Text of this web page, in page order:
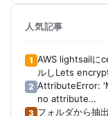
人気記事
1 AWS lightsailに
ルしLets
2 AttributeError:
no attribute
3 フォルダから抽